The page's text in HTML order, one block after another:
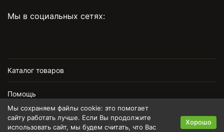
Мы в социальных сетях:
Каталог товаров
Помощь
Информация
Мы сохраняем файлы cookie: это помогает
сайту работать лучше. Если Вы продолжите
использовать сайт, мы будем считать, что Вас
Хорошо